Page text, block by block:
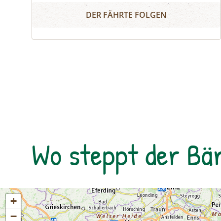
diesem größten Moorkomplex Österreichs
finden seltene Tiere und Pflanzen ideale
Irrlichter und Moorgeister
DER FÄHRTE FOLGEN
Wo steppt der
+
−